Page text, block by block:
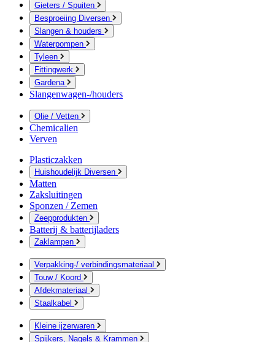
Gieters / Spuiten
Besproeiing Diversen
Slangen & houders
Waterpompen
Tyleen
Fittingwerk
Gardena
Slangenwagen-/houders
Olie / Vetten
Chemicalien
Verven
Plasticzakken
Huishoudelijk Diversen
Matten
Zaksluitingen
Sponzen / Zemen
Zeepprodukten
Batterij & batterijladers
Zaklampen
Verpakking-/ verbindingsmateriaal
Touw / Koord
Afdekmateriaal
Staalkabel
Kleine ijzerwaren
Spijkers, Nagels & Krammen